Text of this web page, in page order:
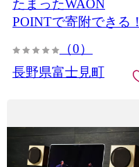
たまったWAON
POINTで寄附できる！
（0）
長野県富士見町